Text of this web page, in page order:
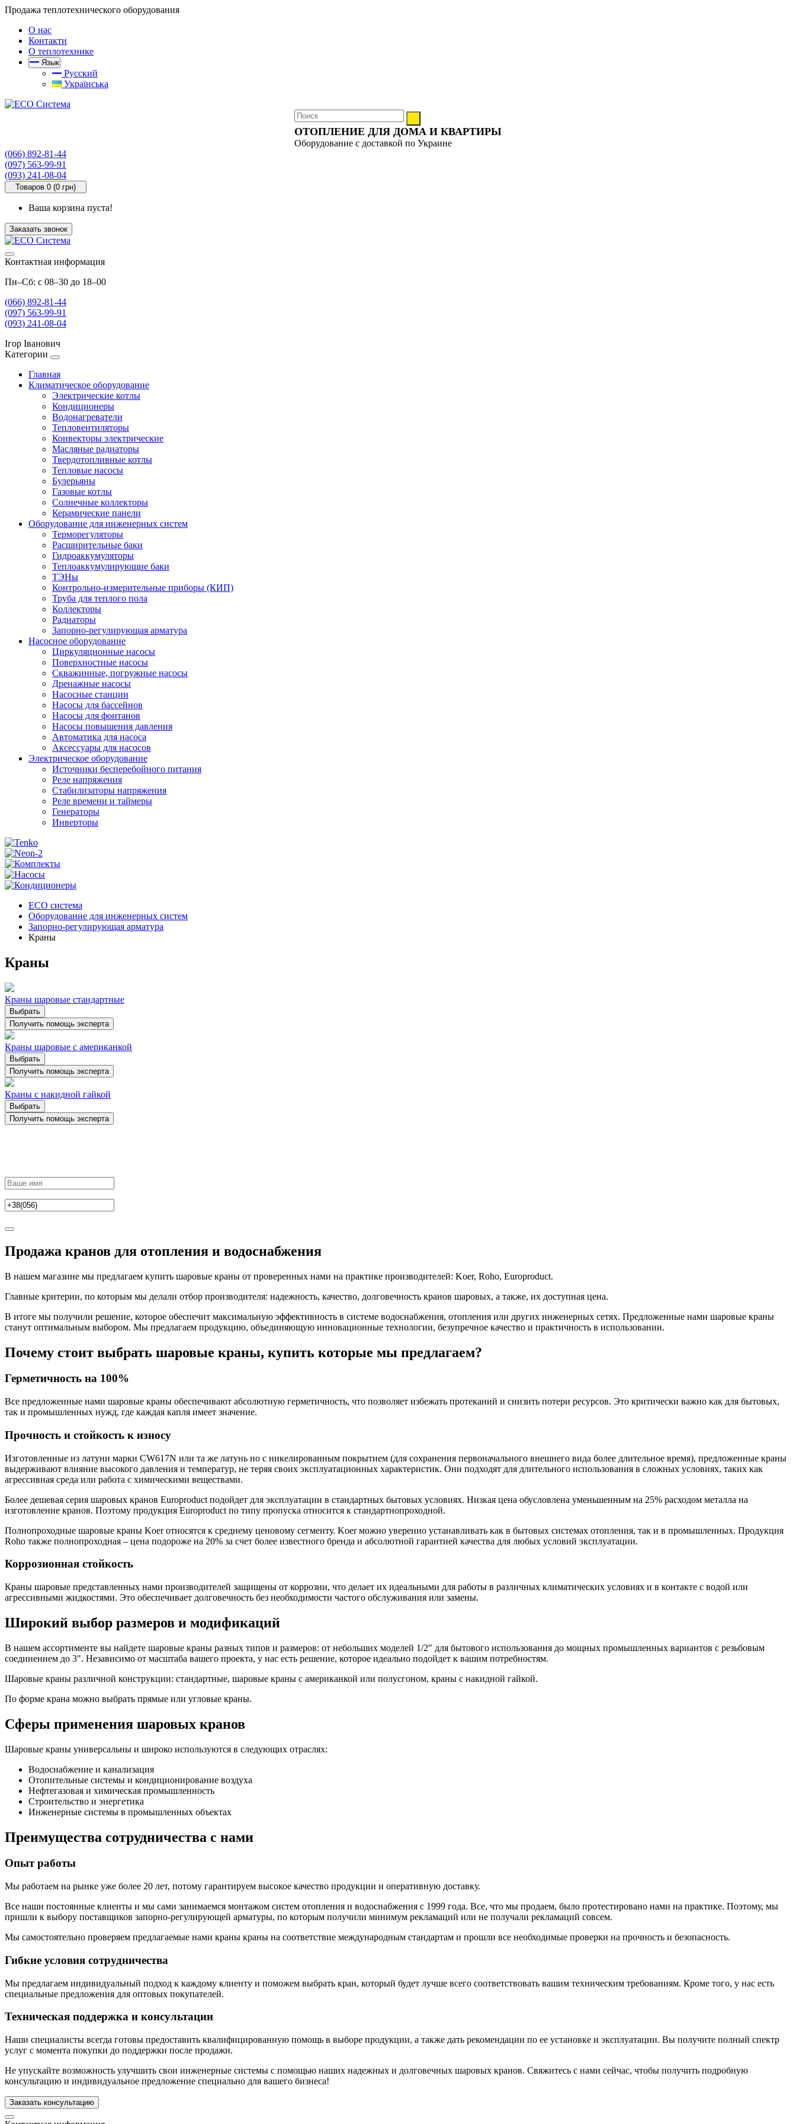
Продажа теплотехнического оборудования
О нас
Контакти
О теплотехнике
Язык
Русский
Українська
ОТОПЛЕНИЕ ДЛЯ ДОМА И КВАРТИРЫ
Оборудование с доставкой по Украине
(066) 892-81-44
(097) 563-99-91
(093) 241-08-04
Товаров 0 (0 грн)
Ваша корзина пуста!
Заказать звонок
Контактная информация
Пн–Сб: с 08–30 до 18–00
(066) 892-81-44
(097) 563-99-91
(093) 241-08-04
Ігор Іванович
Категории
Главная
Климатическое оборудование
Электрические котлы
Кондиционеры
Водонагреватели
Тепловентиляторы
Конвекторы электрические
Масляные радиаторы
Твердотопливные котлы
Тепловые насосы
Булерьяны
Газовые котлы
Солнечные коллекторы
Керамические панели
Оборудование для инженерных систем
Терморегуляторы
Расширительные баки
Гидроаккумуляторы
Теплоаккумулирующие баки
ТЭНы
Контрольно-измерительные приборы (КИП)
Труба для теплого пола
Коллекторы
Радиаторы
Запорно-регулирующая арматура
Насосное оборудование
Циркуляционные насосы
Поверхностные насосы
Скважинные, погружные насосы
Дренажные насосы
Насосные станции
Насосы для бассейнов
Насосы для фонтанов
Насосы повышения давления
Автоматика для насоса
Аксессуары для насосов
Электрическое оборудование
Источники бесперебойного питания
Реле напряжения
Стабилизаторы напряжения
Реле времени и таймеры
Генераторы
Инверторы
ECO система
Оборудование для инженерных систем
Запорно-регулирующая арматура
Краны
Краны
Краны шаровые стандартные
Выбрать
Получить помощь эксперта
Краны шаровые с американкой
Выбрать
Получить помощь эксперта
Краны с накидной гайкой
Выбрать
Получить помощь эксперта
Продажа кранов для отопления и водоснабжения
В нашем магазине мы предлагаем купить шаровые краны от проверенных нами на практике производителей: Koer, Roho, Europroduct.
Главные критерии, по которым мы делали отбор производителя: надежность, качество, долговечность кранов шаровых, а также, их доступная цена.
В итоге мы получили решение, которое обеспечит максимальную эффективность в системе водоснабжения, отопления или других инженерных сетях. Предложенные нами шаровые краны
станут оптимальным выбором. Мы предлагаем продукцию, объединяющую инновационные технологии, безупречное качество и практичность в использовании.
Почему стоит выбрать шаровые краны, купить которые мы предлагаем?
Герметичность на 100%
Все предложенные нами шаровые краны обеспечивают абсолютную герметичность, что позволяет избежать протеканий и снизить потери ресурсов. Это критически важно как для бытовых,
так и промышленных нужд, где каждая капля имеет значение.
Прочность и стойкость к износу
Изготовленные из латуни марки CW617N или та же латунь но с никелированным покрытием (для сохранения первоначального внешнего вида более длительное время), предложенные краны
выдерживают влияние высокого давления и температур, не теряя своих эксплуатационных характеристик. Они подходят для длительного использования в сложных условиях, таких как
агрессивная среда или работа с химическими веществами.
Более дешевая серия шаровых кранов Europroduct подойдет для эксплуатации в стандартных бытовых условиях. Низкая цена обусловлена уменьшенным на 25% расходом металла на
изготовление кранов. Поэтому продукция Europroduct по типу пропуска относится к стандартнопроходной.
Полнопроходные шаровые краны Koer относятся к среднему ценовому сегменту. Koer можно уверенно устанавливать как в бытовых системах отопления, так и в промышленных. Продукция
Roho также полнопроходная – цена подороже на 20% за счет более известного бренда и абсолютной гарантией качества для любых условий эксплуатации.
Коррозионная стойкость
Краны шаровые представленных нами производителей защищены от коррозии, что делает их идеальными для работы в различных климатических условиях и в контакте с водой или
агрессивными жидкостями. Это обеспечивает долговечность без необходимости частого обслуживания или замены.
Широкий выбор размеров и модификаций
В нашем ассортименте вы найдете шаровые краны разных типов и размеров: от небольших моделей 1/2" для бытового использования до мощных промышленных вариантов с резьбовым
соединением до 3". Независимо от масштаба вашего проекта, у нас есть решение, которое идеально подойдет к вашим потребностям.
Шаровые краны различной конструкции: стандартные, шаровые краны с американкой или полусгоном, краны с накидной гайкой.
По форме крана можно выбрать прямые или угловые краны.
Сферы применения шаровых кранов
Шаровые краны универсальны и широко используются в следующих отраслях:
Водоснабжение и канализация
Отопительные системы и кондиционирование воздуха
Нефтегазовая и химическая промышленность
Строительство и энергетика
Инженерные системы в промышленных объектах
Преимущества сотрудничества с нами
Опыт работы
Мы работаем на рынке уже более 20 лет, потому гарантируем высокое качество продукции и оперативную доставку.
Все наши постоянные клиенты и мы сами занимаемся монтажом систем отопления и водоснабжения с 1999 года. Все, что мы продаем, было протестировано нами на практике. Поэтому, мы
пришли к выбору поставщиков запорно-регулирующей арматуры, по которым получили минимум рекламаций или не получали рекламаций совсем.
Мы самостоятельно проверяем предлагаемые нами краны краны на соответствие международным стандартам и прошли все необходимые проверки на прочность и безопасность.
Гибкие условия сотрудничества
Мы предлагаем индивидуальный подход к каждому клиенту и поможем выбрать кран, который будет лучше всего соответствовать вашим техническим требованиям. Кроме того, у нас есть
специальные предложения для оптовых покупателей.
Техническая поддержка и консультации
Наши специалисты всегда готовы предоставить квалифицированную помощь в выборе продукции, а также дать рекомендации по ее установке и эксплуатации. Вы получите полный спектр
услуг с момента покупки до поддержки после продажи.
Не упускайте возможность улучшить свои инженерные системы с помощью наших надежных и долговечных шаровых кранов. Свяжитесь с нами сейчас, чтобы получить подробную
консультацию и индивидуальное предложение специально для вашего бизнеса!
Заказать консультацию